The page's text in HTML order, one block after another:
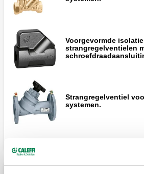
Voorgevormde
strangregelventielen
Strangregelventiel
systemen.